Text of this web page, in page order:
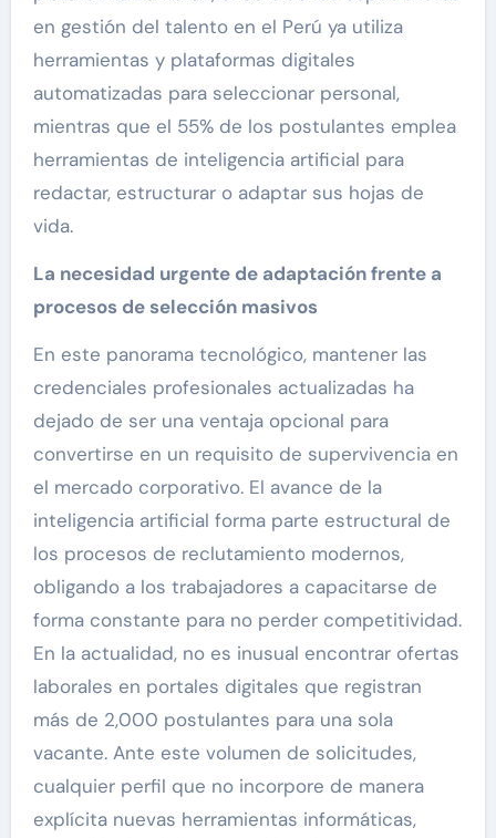
en gestión del talento en el Perú ya utiliza
herramientas y plataformas digitales
automatizadas para seleccionar personal,
mientras que el 55% de los postulantes emplea
herramientas de inteligencia artificial para
redactar, estructurar o adaptar sus hojas de
vida.
La necesidad urgente de adaptación frente a
procesos de selección masivos
En este panorama tecnológico, mantener las
credenciales profesionales actualizadas ha
dejado de ser una ventaja opcional para
convertirse en un requisito de supervivencia en
el mercado corporativo. El avance de la
inteligencia artificial forma parte estructural de
los procesos de reclutamiento modernos,
obligando a los trabajadores a capacitarse de
forma constante para no perder competitividad.
En la actualidad, no es inusual encontrar ofertas
laborales en portales digitales que registran
más de 2,000 postulantes para una sola
vacante. Ante este volumen de solicitudes,
cualquier perfil que no incorpore de manera
explícita nuevas herramientas informáticas,